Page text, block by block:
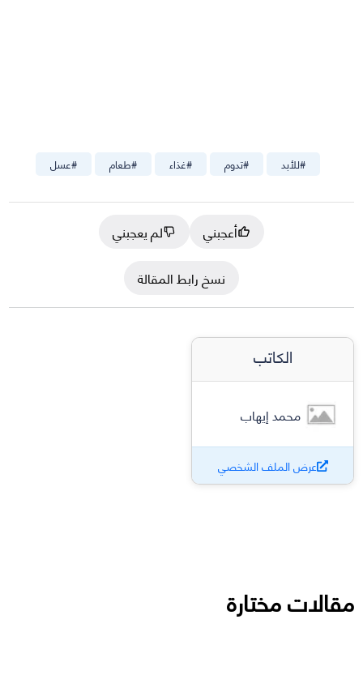
#عسل #طعام #غذاء #تدوم #للأبد
أعجبني
لم يعجبني
نسخ رابط المقالة
الكاتب
محمد إيهاب
عرض الملف الشخصي
مقالات مختارة